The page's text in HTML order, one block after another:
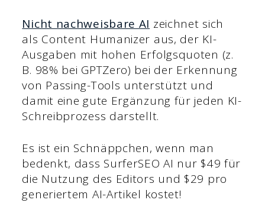
Nicht nachweisbare AI zeichnet sich
als Content Humanizer aus, der KI-
Ausgaben mit hohen Erfolgsquoten (z.
B. 98% bei GPTZero) bei der Erkennung
von Passing-Tools unterstützt und
damit eine gute Ergänzung für jeden KI-
Schreibprozess darstellt.
Es ist ein Schnäppchen, wenn man
bedenkt, dass SurferSEO AI nur $49 für
die Nutzung des Editors und $29 pro
generiertem AI-Artikel kostet!